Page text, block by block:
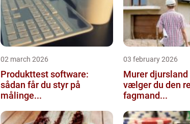
02 march 2026
Produkttest software:
sådan får du styr på
målinge...
03 february 2026
Murer djursland sådan
vælger du den
fagmand...